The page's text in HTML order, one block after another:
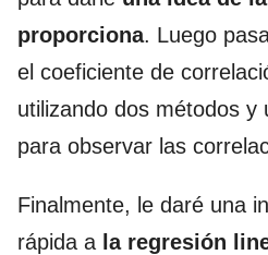
proporciona. Luego
el coeficiente de
utilizando dos métodos y
para observar las
Finalmente, le daré una
rápida a la regresión